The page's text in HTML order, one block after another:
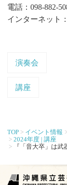
電話：098-882-
インターネット：
演奏会
講座
TOP イベント情報
2024年度 | 講座
『「音大卒」は